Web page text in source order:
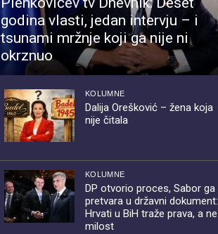
godina vlasti, jedan intervju – i
tsunami mržnje koji ga nije ni
okrznuo
KOLUMNE
Dalija Orešković – žena koja
nije čitala
KOLUMNE
DP otvorio proces, Sabor ga
pretvara u državni dokument:
Hrvati u BiH traže prava, a ne
milost